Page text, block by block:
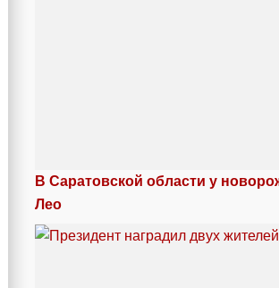
В Саратовской области у
Лео